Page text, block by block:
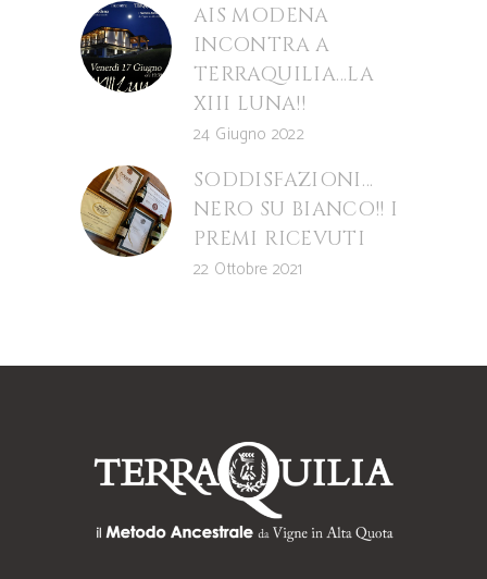
AIS MODENA
INCONTRA A
TERRAQUILIA…LA
XIII LUNA!!
24 Giugno 2022
SODDISFAZIONI…
NERO SU BIANCO!! I
PREMI RICEVUTI
22 Ottobre 2021